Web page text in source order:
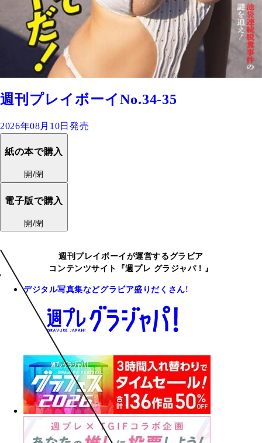
週刊プレイボーイNo.34-35
2026年08月10日発売
紙の本で購入
開/閉
電子版で購入
開/閉
週刊プレイボーイが運営するグラビア
コンテンツサイト『週プレ グラジャパ！』
デジタル写真集などグラビア盛りだくさん!